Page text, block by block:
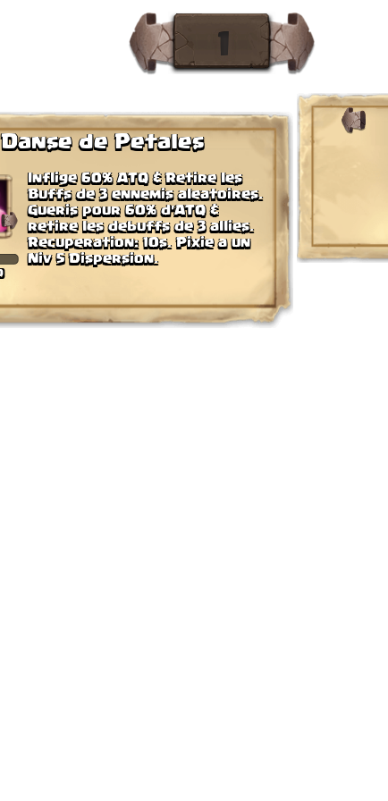
Danse de Petales
Inflige 60% ATQ & Retire les
Buffs de 3 ennemis aleatoires.
Gueris pour 60% d'ATQ &
retire les debuffs de 3 allies.
Recuperation: 10s. Pixie a un
Niv 5 Dispersion.